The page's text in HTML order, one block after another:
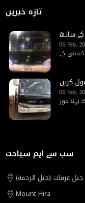
تازہ خبریں
06 Feb,
کریں
06 Feb,
سب سے اہم سیاحت
جبل عرفات (جبل الرحمة)
Mount Hira